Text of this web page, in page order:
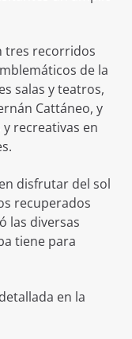
tres recorridos
de la
salas y teatros,
Cattáneo, y
recreativas en
disfrutar del sol
recuperados
las diversas
tiene para
en la